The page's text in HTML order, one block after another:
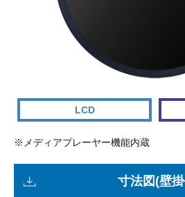
LCD
※メディアプレーヤー機能内蔵
寸法図(壁